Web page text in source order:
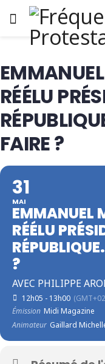
RÉÉLU
FAIRE ?
31
MAI
EMMANUEL
RÉÉLU
?
AVEC PHILIPPE
12h05 - 13h00
Émission Midi Magazine
Animateur Gaillard